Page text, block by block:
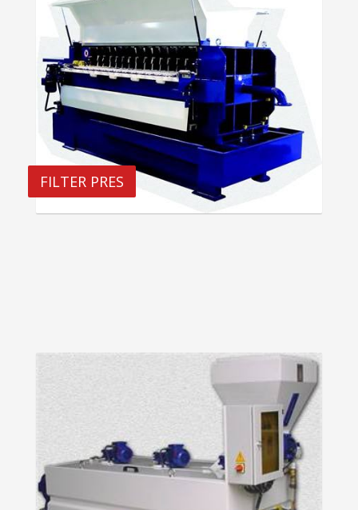
FILTER PRES